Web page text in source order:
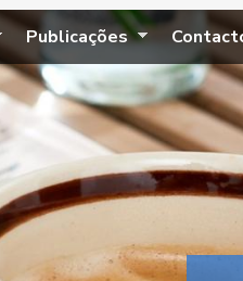
Publicações